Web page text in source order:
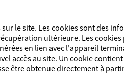
le site. Les cookies sont des
ultérieure. Les
en lien avec l'appareil
accès au site. Un cookie
être obtenue directement à